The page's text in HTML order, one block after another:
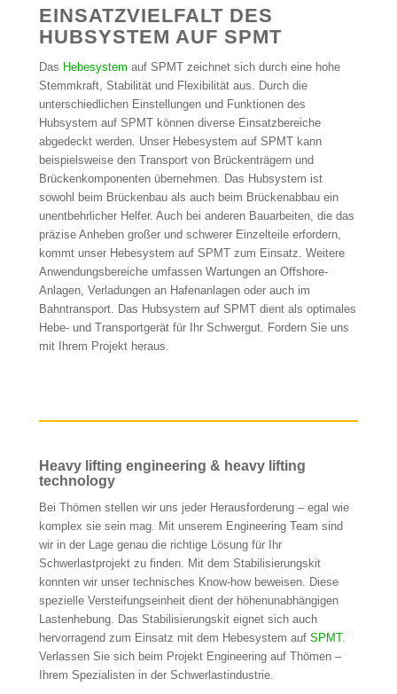
EINSATZVIELFALT DES
HUBSYSTEM AUF SPMT
Das Hebesystem auf SPMT zeichnet sich durch eine hohe
Stemmkraft, Stabilität und Flexibilität aus. Durch die
unterschiedlichen Einstellungen und Funktionen des
Hubsystem auf SPMT können diverse Einsatzbereiche
abgedeckt werden. Unser Hebesystem auf SPMT kann
beispielsweise den Transport von Brückenträgern und
Brückenkomponenten übernehmen. Das Hubsystem ist
sowohl beim Brückenbau als auch beim Brückenabbau ein
unentbehrlicher Helfer. Auch bei anderen Bauarbeiten, die das
präzise Anheben großer und schwerer Einzelteile erfordern,
kommt unser Hebesystem auf SPMT zum Einsatz. Weitere
Anwendungsbereiche umfassen Wartungen an Offshore-
Anlagen, Verladungen an Hafenanlagen oder auch im
Bahntransport. Das Hubsystem auf SPMT dient als optimales
Hebe- und Transportgerät für Ihr Schwergut. Fordern Sie uns
mit Ihrem Projekt heraus.
Heavy lifting engineering & heavy lifting
technology
Bei Thömen stellen wir uns jeder Herausforderung – egal wie
komplex sie sein mag. Mit unserem Engineering Team sind
wir in der Lage genau die richtige Lösung für Ihr
Schwerlastprojekt zu finden. Mit dem Stabilisierungskit
konnten wir unser technisches Know-how beweisen. Diese
spezielle Versteifungseinheit dient der höhenunabhängigen
Lastenhebung. Das Stabilisierungskit eignet sich auch
hervorragend zum Einsatz mit dem Hebesystem auf SPMT.
Verlassen Sie sich beim Projekt Engineering auf Thömen –
Ihrem Spezialisten in der Schwerlastindustrie.